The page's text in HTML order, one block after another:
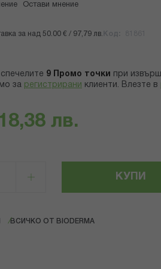
Остави мнение
за над 50.00 € / 97,79 лв.
9 Промо точки
при
за регистрирани клиенти. Влезте в
лв.
КУПИ
ВСИЧКО ОТ BIODERMA